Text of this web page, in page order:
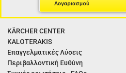
Λογαριασμού
KÄRCHER CENTER
KALOTERAKIS
Επαγγελματικές Λύσεις
Περιβαλλοντική Ευθύνη